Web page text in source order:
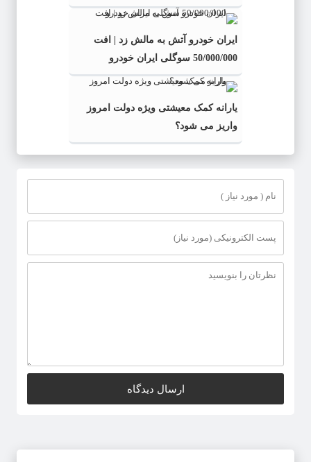
ایران خودرو آتش به مالش زد | افت
50/000/000 سوگلی ایران خودرو
یارانه کمک معیشتی ویژه دولت امروز
واریز می شود؟